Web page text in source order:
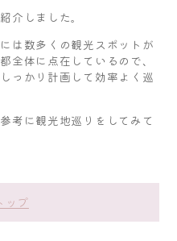
介しました。
は数多くの観光スポットが
全体に点在しているので、
っかり計画して効率よく巡
考に観光地巡りをしてみて
ップ